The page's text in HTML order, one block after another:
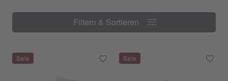
Filtern & Sortieren
Filtern & Sortieren